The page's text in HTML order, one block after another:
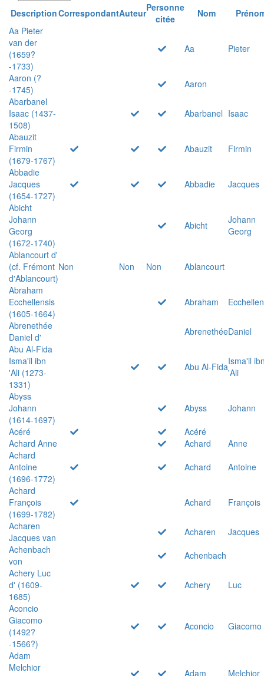
DescriptionCorrespondantAuteurPersonne
citée
Nom
Aa Pieter
van der
(1659?
-1733)
Aa Pieter
Aaron (?
-1745)
Aaron
Abarbanel
Isaac (1437-
1508)
Abarbanel Isaac
Abauzit
Firmin
(1679-1767)
Abauzit
Firmin
Abbadie
Jacques
(1654-1727)
Abbadie
Jacques
Abicht
Johann
Georg
(1672-1740)
Abicht
Johann
Georg
Ablancourt d'
(cf. Frémont
d'Ablancourt)
Non Non Non
Ablancourt
Abraham
Ecchellensis
(1605-1664)
Abraham
Abrenethée
Daniel d'
AbrenethéeDaniel
Abu Al-Fida
Isma'il ibn
'Ali (1273-
1331)
Abu Al-FidaIsma'il
'Ali
Abyss
Johann
(1614-1697)
Abyss
Johann
Acéré
Acéré
Achard Anne
Achard
Anne
Achard
Antoine
(1696-1772)
Achard
Antoine
Achard
François
(1699-1782)
Achard
François
Acharen
Jacques van
Acharen
Jacques
Achenbach
von
Achenbach
Achery Luc
d' (1609-
1685)
Achery
Luc
Aconcio
Giacomo
(1492?
-1566?)
Aconcio Giacomo
Adam
Melchior
Adam Melchior